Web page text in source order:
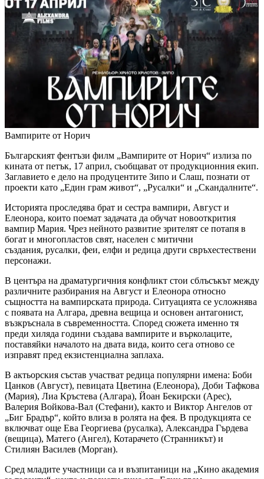
Вампирите от Норич
Българският фентъзи филм „Вампирите от Норич“ излиза по
кината от петък, 17 април, съобщават от продукционния екип.
Заглавието е дело на продуцентите Зипо и Слаш, познати от
проекти като „Един грам живот“, „Русалки“ и „Скандалните“.
Историята проследява брат и сестра вампири, Август и
Елеонора, които поемат задачата да обучат новооткрития
вампир Мария. Чрез нейното развитие зрителят се потапя в
богат и многопластов свят, населен с митични
създания, русалки, феи, елфи и редица други свръхестествени
персонажи.
В центъра на драматургичния конфликт стои сблъсъкът между
различните разбирания на Август и Елеонора относно
същността на вампирската природа. Ситуацията се усложнява
с появата на Алгара, древна вещица и основен антагонист,
възкръснала в съвременността. Според сюжета именно тя
преди хиляда години създава вампирите и върколаците,
поставяйки началото на двата вида, които сега отново се
изправят пред екзистенциална заплаха.
В актьорския състав участват редица популярни имена: Боби
Цанков (Август), певицата Цветина (Елеонора), Доби Тафкова
(Мария), Лиа Кръстева (Алгара), Йоан Бекирски (Арес),
Валерия Войкова-Вал (Стефани), както и Виктор Ангелов от
„Биг Брадър“, който влиза в ролята на фея. В продукцията се
включват още Ева Георгиева (русалка), Александра Гърдева
(вещица), Матего (Ангел), Котарачето (Странникът) и
Стилиян Василев (Морган).
Сред младите участници са и възпитаници на „Кино академия